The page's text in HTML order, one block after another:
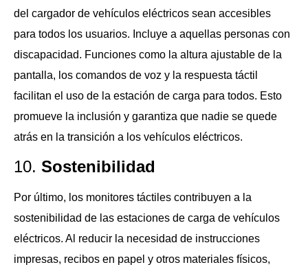
del cargador de vehículos eléctricos sean accesibles
para todos los usuarios. Incluye a aquellas personas con
discapacidad. Funciones como la altura ajustable de la
pantalla, los comandos de voz y la respuesta táctil
facilitan el uso de la estación de carga para todos. Esto
promueve la inclusión y garantiza que nadie se quede
atrás en la transición a los vehículos eléctricos.
10. Sostenibilidad
Por último, los monitores táctiles contribuyen a la
sostenibilidad de las estaciones de carga de vehículos
eléctricos. Al reducir la necesidad de instrucciones
impresas, recibos en papel y otros materiales físicos,